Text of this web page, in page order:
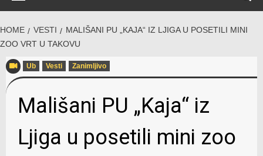
HOME VESTI
MALIŠANI PU „KAJA“ IZ LJIGA U POSETILI MINI
ZOO VRT U TAKOVU
Ub Vesti Zanimljivo
Mališani PU „Kaja“ iz
Ljiga u posetili mini zoo